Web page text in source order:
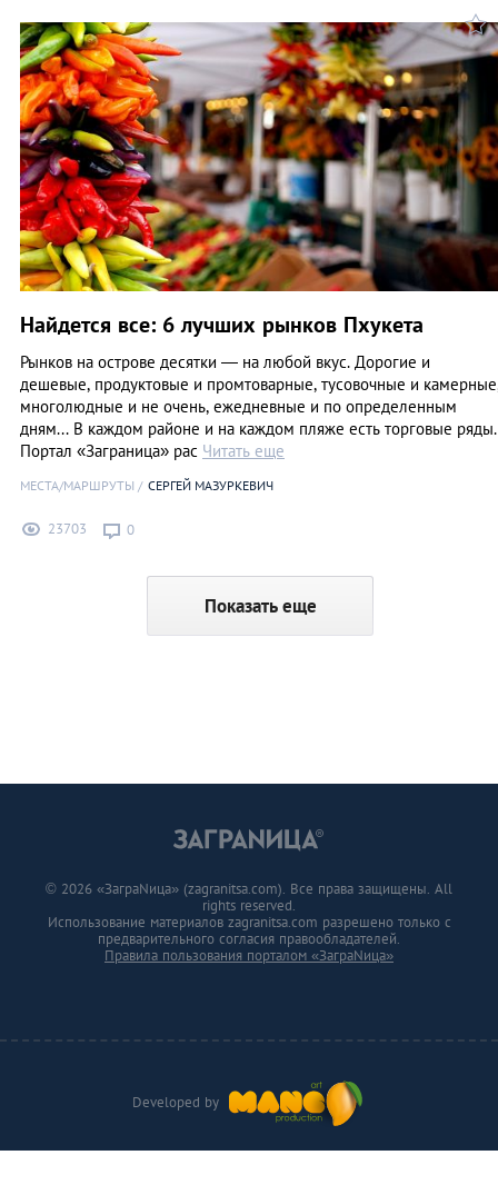
Найдется все: 6 лучших рынков Пхукета
Рынков на острове десятки — на любой вкус. Дорогие и
дешевые, продуктовые и промтоварные, тусовочные и
многолюдные и не очень, ежедневные и по определенным
дням... В каждом районе и на каждом пляже есть торговые ряды.
Портал «Заграница» рас Читать еще
МЕСТА/МАРШРУТЫ СЕРГЕЙ МАЗУРКЕВИЧ
23703 0
Показать еще
Developed by
© 2026 «ЗаграNица» (zagranitsa.com). Все права защищены. All
rights reserved.
Использование материалов zagranitsa.com разрешено только с
предварительного согласия правообладателей.
Правила пользования порталом «ЗаграNица»